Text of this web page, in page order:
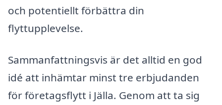
och potentiellt förbättra din
flyttupplevelse.
Sammanfattningsvis är det alltid en god
idé att inhämtar minst tre erbjudanden
för företagsflytt i Jälla. Genom att ta sig